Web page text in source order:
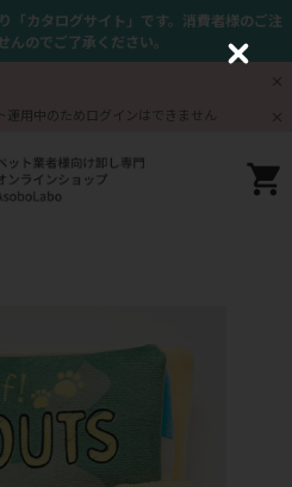
「カタログサイト」です。消費者様のご注
んのでご了承ください。
運用中のためログインはできません
C